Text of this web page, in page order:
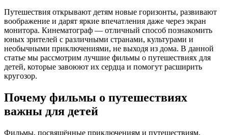
Путешествия открывают детям новые горизонты, развивают
воображение и дарят яркие впечатления даже через экран
монитора. Кинематограф — отличный способ познакомить
юных зрителей с различными странами, культурами и
необычными приключениями, не выходя из дома. В данной
статье мы рассмотрим лучшие фильмы о путешествиях для
детей, которые завоюют их сердца и помогут расширить
кругозор.
Почему фильмы о путешествиях
важны для детей
Фильмы, посвящённые приключениям и путешествиям,